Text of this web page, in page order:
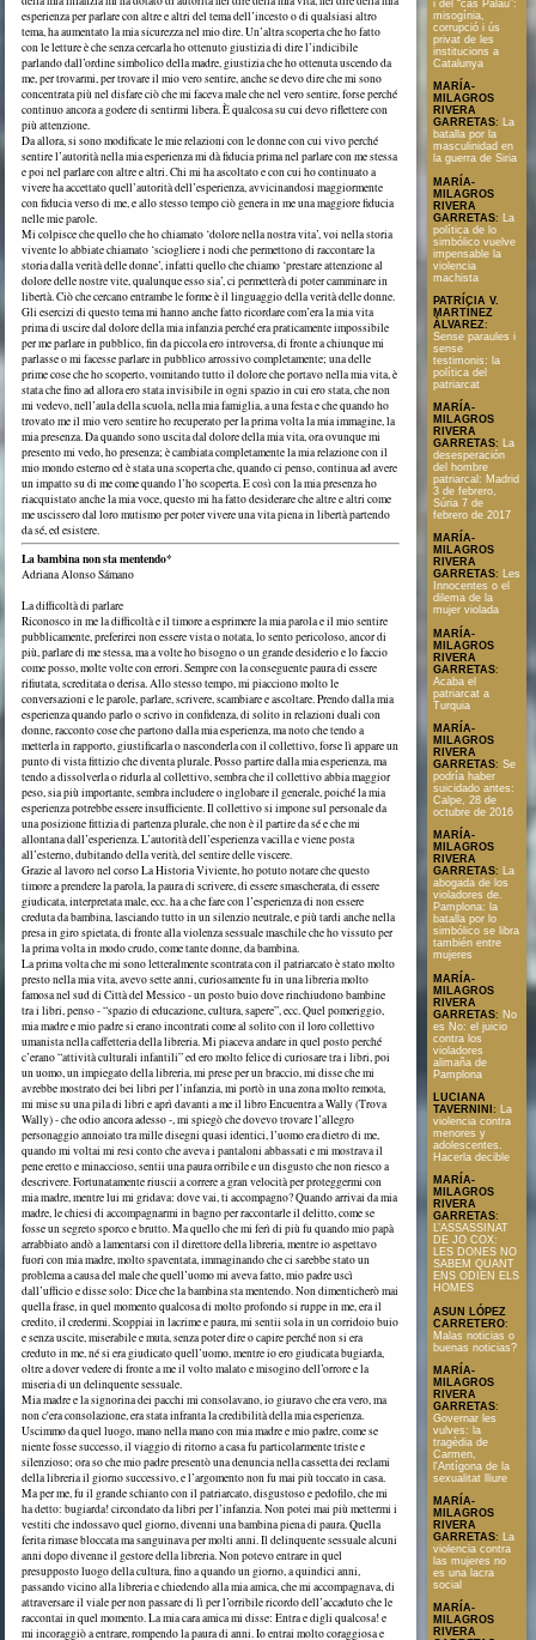
esperienza per parlare con altre e altri del tema dell’incesto o di qualsiasi altro
tema, ha aumentato la mia sicurezza nel mio dire. Un’altra scoperta che ho fatto
con le letture è che senza cercarla ho ottenuto giustizia di dire l’indicibile
parlando dall’ordine simbolico della madre, giustizia che ho ottenuta uscendo da
me, per trovarmi, per trovare il mio vero sentire, anche se devo dire che mi sono
concentrata più nel disfare ciò che mi faceva male che nel vero sentire, forse perché
continuo ancora a godere di sentirmi libera. È qualcosa su cui devo riflettere con
più attenzione.
Da allora, si sono modificate le mie relazioni con le donne con cui vivo perché
sentire l’autorità nella mia esperienza mi dà fiducia prima nel parlare con me stessa
e poi nel parlare con altre e altri. Chi mi ha ascoltato e con cui ho continuato a
vivere ha accettato quell’autorità dell’esperienza, avvicinandosi maggiormente
con fiducia verso di me, e allo stesso tempo ciò genera in me una maggiore fiducia
nelle mie parole.
Mi colpisce che quello che ho chiamato ‘dolore nella nostra vita’, voi nella storia
vivente lo abbiate chiamato ‘sciogliere i nodi che permettono di raccontare la
storia dalla verità delle donne’, infatti quello che chiamo ‘prestare attenzione al
dolore delle nostre vite, qualunque esso sia’, ci permetterà di poter camminare in
libertà. Ciò che cercano entrambe le forme è il linguaggio della verità delle donne.
Gli esercizi di questo tema mi hanno anche fatto ricordare com’era la mia vita
prima di uscire dal dolore della mia infanzia perché era praticamente impossibile
per me parlare in pubblico, fin da piccola ero introversa, di fronte a chiunque mi
parlasse o mi facesse parlare in pubblico arrossivo completamente; una delle
prime cose che ho scoperto, vomitando tutto il dolore che portavo nella mia vita, è
stata che fino ad allora ero stata invisibile in ogni spazio in cui ero stata, che non
mi vedevo, nell’aula della scuola, nella mia famiglia, a una festa e che quando ho
trovato me il mio vero sentire ho recuperato per la prima volta la mia immagine, la
mia presenza. Da quando sono uscita dal dolore della mia vita, ora ovunque mi
presento mi vedo, ho presenza; è cambiata completamente la mia relazione con il
mio mondo esterno ed è stata una scoperta che, quando ci penso, continua ad avere
un impatto su di me come quando l’ho scoperta. E così con la mia presenza ho
riacquistato anche la mia voce, questo mi ha fatto desiderare che altre e altri come
me uscissero dal loro mutismo per poter vivere una vita piena in libertà partendo
da sé, ed esistere.
La bambina non sta mentendo*
Adriana Alonso Sámano
La difficoltà di parlare
Riconosco in me la difficoltà e il timore a esprimere la mia parola e il mio sentire
pubblicamente, preferirei non essere vista o notata, lo sento pericoloso, ancor di
più, parlare di me stessa, ma a volte ho bisogno o un grande desiderio e lo faccio
come posso, molte volte con errori. Sempre con la conseguente paura di essere
rifiutata, screditata o derisa. Allo stesso tempo, mi piacciono molto le
conversazioni e le parole, parlare, scrivere, scambiare e ascoltare. Prendo dalla mia
esperienza quando parlo o scrivo in confidenza, di solito in relazioni duali con
donne, racconto cose che partono dalla mia esperienza, ma noto che tendo a
metterla in rapporto, giustificarla o nasconderla con il collettivo, forse lì appare un
punto di vista fittizio che diventa plurale. Posso partire dalla mia esperienza, ma
tendo a dissolverla o ridurla al collettivo, sembra che il collettivo abbia maggior
peso, sia più importante, sembra includere o inglobare il generale, poiché la mia
esperienza potrebbe essere insufficiente. Il collettivo si impone sul personale da
una posizione fittizia di partenza plurale, che non è il partire da sé e che mi
allontana dall’esperienza. L’autorità dell’esperienza vacilla e viene posta
all’esterno, dubitando della verità, del sentire delle viscere.
Grazie al lavoro nel corso La Historia Viviente, ho potuto notare che questo
timore a prendere la parola, la paura di scrivere, di essere smascherata, di essere
giudicata, interpretata male, ecc. ha a che fare con l’esperienza di non essere
creduta da bambina, lasciando tutto in un silenzio neutrale, e più tardi anche nella
presa in giro spietata, di fronte alla violenza sessuale maschile che ho vissuto per
la prima volta in modo crudo, come tante donne, da bambina.
La prima volta che mi sono letteralmente scontrata con il patriarcato è stato molto
presto nella mia vita, avevo sette anni, curiosamente fu in una libreria molto
famosa nel sud di Città del Messico - un posto buio dove rinchiudono bambine
tra i libri, penso - “spazio di educazione, cultura, sapere”, ecc. Quel pomeriggio,
mia madre e mio padre si erano incontrati come al solito con il loro collettivo
umanista nella caffetteria della libreria. Mi piaceva andare in quel posto perché
c’erano “attività culturali infantili” ed ero molto felice di curiosare tra i libri, poi
un uomo, un impiegato della libreria, mi prese per un braccio, mi disse che mi
avrebbe mostrato dei bei libri per l’infanzia, mi portò in una zona molto remota,
mi mise su una pila di libri e aprì davanti a me il libro Encuentra a Wally (Trova
Wally) - che odio ancora adesso -, mi spiegò che dovevo trovare l’allegro
personaggio annoiato tra mille disegni quasi identici, l’uomo era dietro di me,
quando mi voltai mi resi conto che aveva i pantaloni abbassati e mi mostrava il
pene eretto e minaccioso, sentii una paura orribile e un disgusto che non riesco a
descrivere. Fortunatamente riuscii a correre a gran velocità per proteggermi con
mia madre, mentre lui mi gridava: dove vai, ti accompagno? Quando arrivai da mia
madre, le chiesi di accompagnarmi in bagno per raccontarle il delitto, come se
fosse un segreto sporco e brutto. Ma quello che mi ferì di più fu quando mio papà
arrabbiato andò a lamentarsi con il direttore della libreria, mentre io aspettavo
fuori con mia madre, molto spaventata, immaginando che ci sarebbe stato un
problema a causa del male che quell’uomo mi aveva fatto, mio padre uscì
dall’ufficio e disse solo: Dice che la bambina sta mentendo. Non dimenticherò mai
quella frase, in quel momento qualcosa di molto profondo si ruppe in me, era il
credito, il credermi. Scoppiai in lacrime e paura, mi sentii sola in un corridoio buio
e senza uscite, miserabile e muta, senza poter dire o capire perché non si era
creduto in me, né si era giudicato quell’uomo, mentre io ero giudicata bugiarda,
oltre a dover vedere di fronte a me il volto malato e misogino dell’orrore e la
miseria di un delinquente sessuale.
Mia madre e la signorina dei pacchi mi consolavano, io giuravo che era vero, ma
non c'era consolazione, era stata infranta la credibilità della mia esperienza.
Uscimmo da quel luogo, mano nella mano con mia madre e mio padre, come se
niente fosse successo, il viaggio di ritorno a casa fu particolarmente triste e
silenzioso; ora so che mio padre presentò una denuncia nella cassetta dei reclami
della libreria il giorno successivo, e l’argomento non fu mai più toccato in casa.
Ma per me, fu il grande schianto con il patriarcato, disgustoso e pedofilo, che mi
ha detto: bugiarda! circondato da libri per l’infanzia. Non potei mai più mettermi i
vestiti che indossavo quel giorno, divenni una bambina piena di paura. Quella
ferita rimase bloccata ma sanguinava per molti anni. Il delinquente sessuale alcuni
anni dopo divenne il gestore della libreria. Non potevo entrare in quel
presupposto luogo della cultura, fino a quando un giorno, a quindici anni,
passando vicino alla libreria e chiedendo alla mia amica, che mi accompagnava, di
attraversare il viale per non passare di lì per l’orribile ricordo dell’accaduto che le
raccontai in quel momento. La mia cara amica mi disse: Entra e digli qualcosa! e
mi incoraggiò a entrare, rompendo la paura di anni. Io entrai molto coraggiosa e
i del “cas Palau”:
misogínia,
corrupció i ús
privat de les
institucions a
Catalunya
MARÍA-
MILAGROS
RIVERA
GARRETAS: La
batalla por la
masculinidad en
la guerra de Siria
MARÍA-
MILAGROS
RIVERA
GARRETAS:
La
política de lo
simbólico vuelve
impensable la
violencia
machista
PATRÍCIA V.
MARTÍNEZ
ÀLVAREZ:
Sense paraules i
sense
testimonis: la
política del
patriarcat
MARÍA-
MILAGROS
RIVERA
GARRETAS: La
desesperación
del hombre
patriarcal: Madrid
3 de febrero,
Súria 7 de
febrero de 2017
MARÍA-
MILAGROS
RIVERA
GARRETAS: Les
Innocentes o el
dilema de la
mujer violada
MARÍA-
MILAGROS
RIVERA
GARRETAS:
Acaba el
patriarcat a
Turquia
MARÍA-
MILAGROS
RIVERA
GARRETAS: Se
podría haber
suicidado antes:
Calpe, 28 de
octubre de 2016
MARÍA-
MILAGROS
RIVERA
GARRETAS: La
abogada de los
violadores de.
Pamplona: la
batalla por lo
simbólico se libra
también entre
mujeres
MARÍA-
MILAGROS
RIVERA
GARRETAS: No
es No: el juicio
contra los
violadores
alimaña de
Pamplona
LUCIANA
TAVERNINI :
La
violencia contra
menores y
adolescentes.
Hacerla decible
MARÍA-
MILAGROS
RIVERA
GARRETAS:
L’ASSASSINAT
DE JO COX:
LES DONES NO
SABEM QUANT
ENS ODIEN ELS
HOMES
ASUN LÓPEZ
CARRETERO:
Malas noticias o
buenas noticias?
MARÍA-
MILAGROS
RIVERA
GARRETAS:
Governar les
vulves: la
tragèdia de
Carmen,
l'Antígona de la
sexualitat lliure
MARÍA-
MILAGROS
RIVERA
GARRETAS: La
violencia contra
las mujeres no
es una lacra
social
MARÍA-
MILAGROS
RIVERA